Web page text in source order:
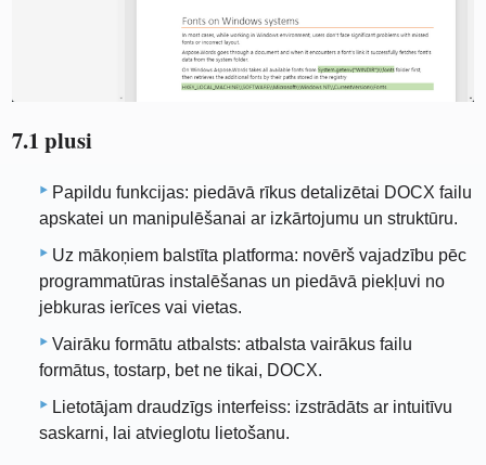
7.1 plusi
Papildu funkcijas: piedāvā rīkus detalizētai DOCX failu
apskatei un manipulēšanai ar izkārtojumu un struktūru.
Uz mākoņiem balstīta platforma: novērš vajadzību pēc
programmatūras instalēšanas un piedāvā piekļuvi no
jebkuras ierīces vai vietas.
Vairāku formātu atbalsts: atbalsta vairākus failu
formātus, tostarp, bet ne tikai, DOCX.
Lietotājam draudzīgs interfeiss: izstrādāts ar intuitīvu
saskarni, lai atvieglotu lietošanu.